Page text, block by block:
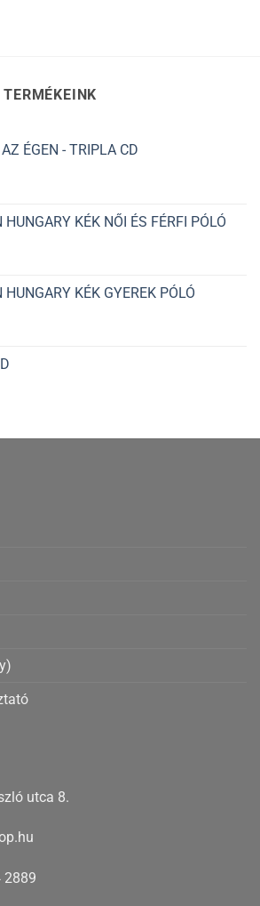
ÉGEN - TRIPLA CD
HUNGARY KÉK NŐI ÉS FÉRFI PÓLÓ
HUNGARY KÉK GYEREK PÓLÓ
utca 8.
2889